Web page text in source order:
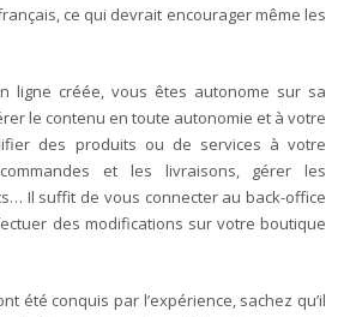
ce qui devrait encourager même les
ligne créée, vous êtes autonome sur sa
le contenu en toute autonomie et à votre
des produits ou de services à votre
et les livraisons, gérer les
Il suffit de vous connecter au back-office
des modifications sur votre boutique
été conquis par l’expérience, sachez qu’il